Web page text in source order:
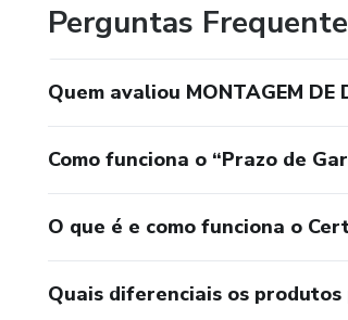
Perguntas
Quem avaliou MONTAGEM DE
Como funciona o “Prazo de
O que é e como funciona o
Quais diferenciais os produtos